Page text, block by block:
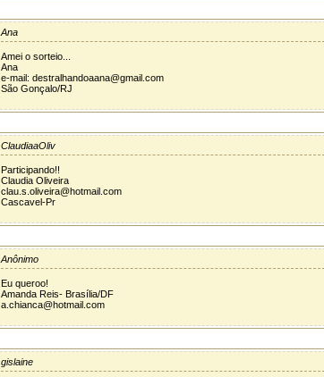
Ana
Amei o sorteio...
Ana
e-mail: destralhandoaana@gmail.com
São Gonçalo/RJ
ClaudiaaOliv
Participando!!
Claudia Oliveira
clau.s.oliveira@hotmail.com
Cascavel-Pr
Anônimo
Eu queroo!
Amanda Reis- Brasília/DF
a.chianca@hotmail.com
gislaine